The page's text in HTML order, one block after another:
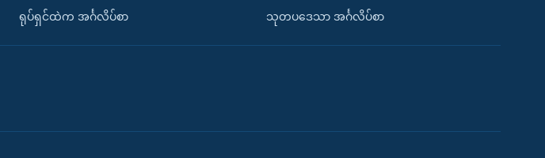
ရုပ်ရှင်ထဲက အင်္ဂလိပ်စာ သုတပဒေသာ အင်္ဂလိပ်စာ